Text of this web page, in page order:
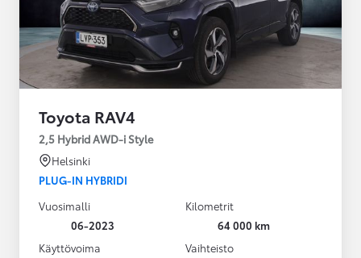
Toyota RAV4
2,5 Hybrid AWD-i Style
Helsinki
PLUG-IN HYBRIDI
Vuosimalli
06-2023
Kilometrit
64 000 km
Käyttövoima
Vaihteisto